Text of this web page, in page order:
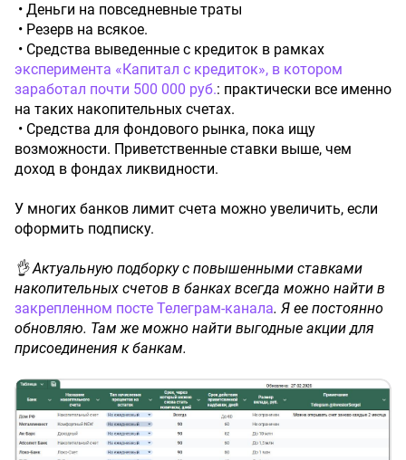
• Деньги на повседневные траты
• Резерв на всякое.
• Средства выведенные с кредиток в рамках
эксперимента «Капитал с кредиток», в котором
заработал почти 500 000 руб.: практически все именно
на таких накопительных счетах.
• Средства для фондового рынка, пока ищу
возможности. Приветственные ставки выше, чем
доход в фондах ликвидности.
У многих банков лимит счета можно увеличить, если
оформить подписку.
👌 Актуальную подборку с повышенными ставками
накопительных счетов в банках всегда можно найти в
закрепленном посте Телеграм-канала. Я ее постоянно
обновляю. Там же можно найти выгодные акции для
присоединения к банкам.